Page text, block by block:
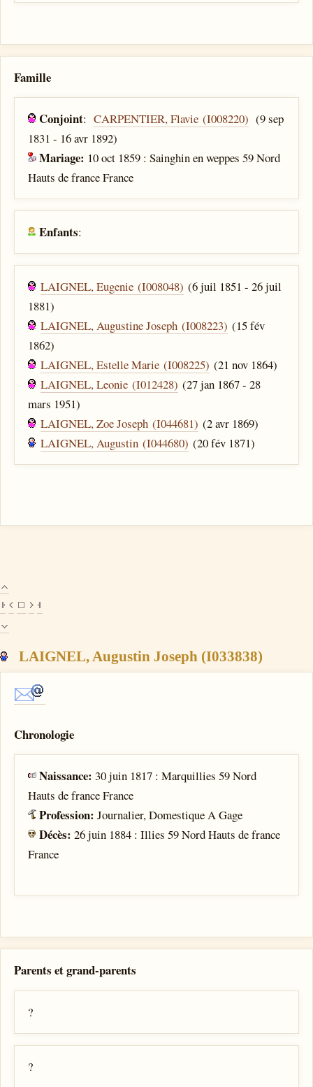
Famille
Conjoint:CARPENTIER, Flavie (I008220) (9 sep
1831 - 16 avr 1892)
Mariage: 10 oct 1859 : Sainghin en weppes 59 Nord
Hauts de france France
Enfants:
LAIGNEL, Eugenie (I008048) (6 juil 1851 - 26 juil
1881)
LAIGNEL, Augustine Joseph (I008223) (15 fév
1862)
LAIGNEL, Estelle Marie (I008225) (21 nov 1864)
LAIGNEL, Leonie (I012428) (27 jan 1867 - 28
mars 1951)
LAIGNEL, Zoe Joseph (I044681) (2 avr 1869)
LAIGNEL, Augustin (I044680) (20 fév 1871)
LAIGNEL, Augustin Joseph (I033838)
Chronologie
Naissance:30 juin 1817 : Marquillies 59 Nord
Hauts de france France
Profession:Journalier, Domestique A Gage
Décès:26 juin 1884 : Illies 59 Nord Hauts de france
France
Parents et grand-parents
?
?